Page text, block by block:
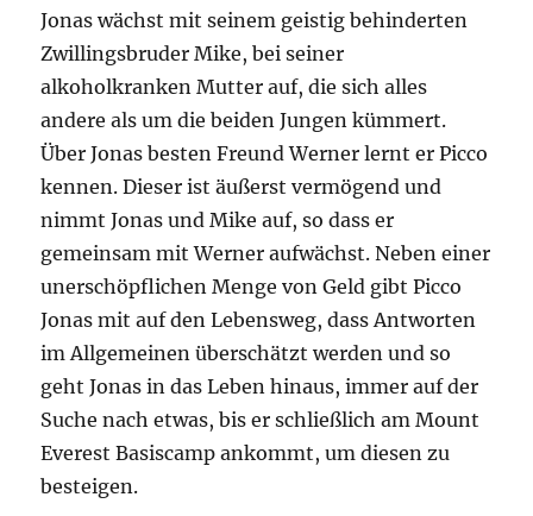
Jonas wächst mit seinem geistig behinderten
Zwillingsbruder Mike, bei seiner
alkoholkranken Mutter auf, die sich alles
andere als um die beiden Jungen kümmert.
Über Jonas besten Freund Werner lernt er Picco
kennen. Dieser ist äußerst vermögend und
nimmt Jonas und Mike auf, so dass er
gemeinsam mit Werner aufwächst. Neben einer
unerschöpflichen Menge von Geld gibt Picco
Jonas mit auf den Lebensweg, dass Antworten
im Allgemeinen überschätzt werden und so
geht Jonas in das Leben hinaus, immer auf der
Suche nach etwas, bis er schließlich am Mount
Everest Basiscamp ankommt, um diesen zu
besteigen.